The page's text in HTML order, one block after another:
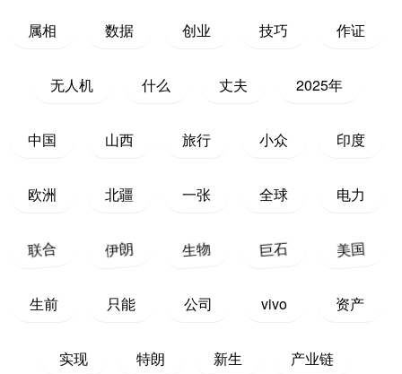
属相 数据 创业 技巧 作证
无人机 什么 丈夫 2025年
中国 山西 旅行 小众 印度
欧洲 北疆 一张 全球 电力
联合 伊朗 生物 巨石 美国
生前 只能 公司 vivo 资产
实现 特朗 新生 产业链